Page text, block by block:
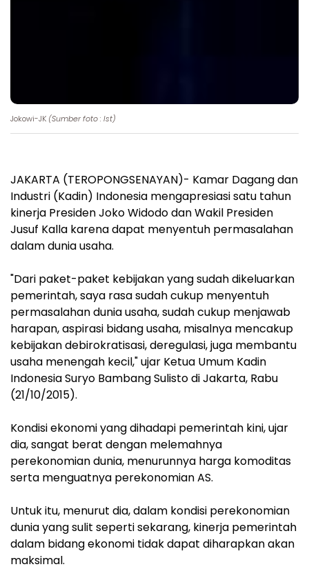
Jokowi-JK (Sumber foto : Ist)
JAKARTA (TEROPONGSENAYAN)- Kamar Dagang dan
Industri (Kadin) Indonesia mengapresiasi satu tahun
kinerja Presiden Joko Widodo dan Wakil Presiden
Jusuf Kalla karena dapat menyentuh permasalahan
dalam dunia usaha.
"Dari paket-paket kebijakan yang sudah dikeluarkan
pemerintah, saya rasa sudah cukup menyentuh
permasalahan dunia usaha, sudah cukup menjawab
harapan, aspirasi bidang usaha, misalnya mencakup
kebijakan debirokratisasi, deregulasi, juga membantu
usaha menengah kecil," ujar Ketua Umum Kadin
Indonesia Suryo Bambang Sulisto di Jakarta, Rabu
(21/10/2015).
Kondisi ekonomi yang dihadapi pemerintah kini, ujar
dia, sangat berat dengan melemahnya
perekonomian dunia, menurunnya harga komoditas
serta menguatnya perekonomian AS.
Untuk itu, menurut dia, dalam kondisi perekonomian
dunia yang sulit seperti sekarang, kinerja pemerintah
dalam bidang ekonomi tidak dapat diharapkan akan
maksimal.